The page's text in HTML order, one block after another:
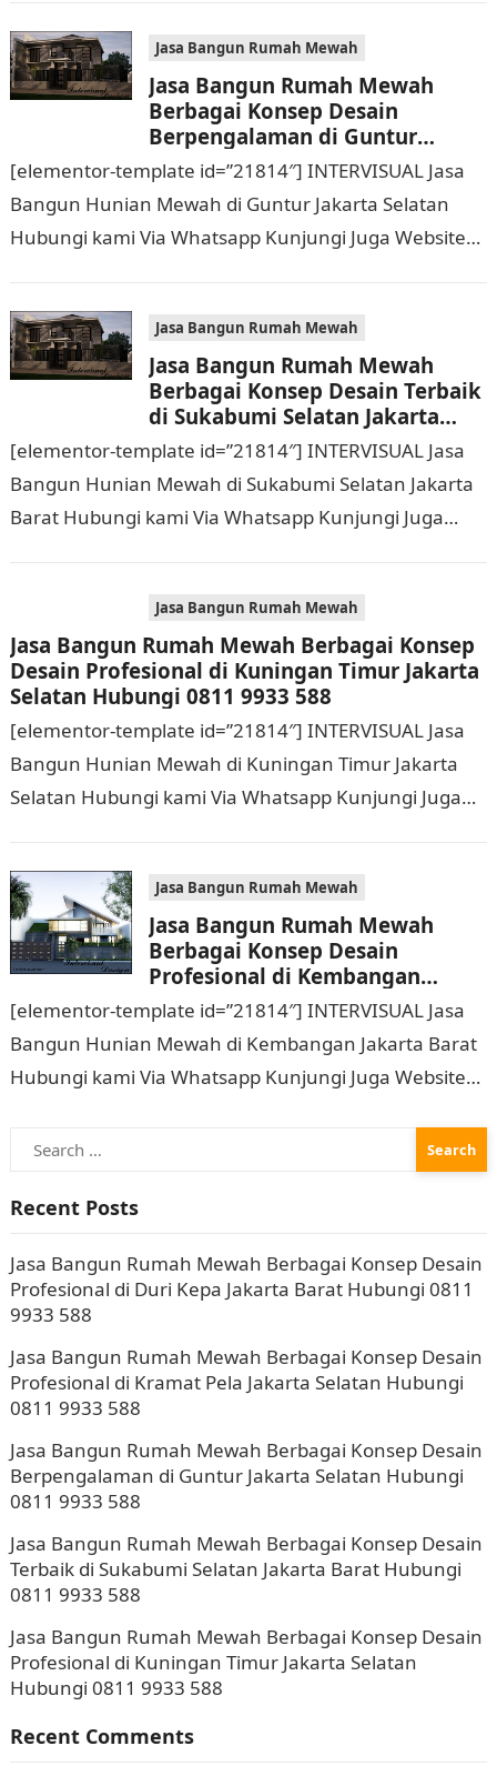
Jasa Bangun Rumah Mewah
Jasa Bangun Rumah Mewah
Berbagai Konsep Desain
Berpengalaman di Guntur
Jakarta Selatan Hubungi 0811
9933 588
[elementor-template id=”21814″] INTERVISUAL Jasa
Bangun Hunian Mewah di Guntur Jakarta Selatan
Hubungi kami Via Whatsapp Kunjungi Juga Website
Jasa Bangun Rumah Mewah
Jasa Bangun Rumah Mewah
Berbagai Konsep Desain Terbaik
di Sukabumi Selatan Jakarta
Barat Hubungi 0811 9933 588
[elementor-template id=”21814″] INTERVISUAL Jasa
Bangun Hunian Mewah di Sukabumi Selatan Jakarta
Barat Hubungi kami Via Whatsapp Kunjungi Juga
Jasa Bangun Rumah Mewah
Jasa Bangun Rumah Mewah Berbagai Konsep
Desain Profesional di Kuningan Timur Jakarta
Selatan Hubungi 0811 9933 588
[elementor-template id=”21814″] INTERVISUAL Jasa
Bangun Hunian Mewah di Kuningan Timur Jakarta
Selatan Hubungi kami Via Whatsapp Kunjungi Juga
Jasa Bangun Rumah Mewah
Jasa Bangun Rumah Mewah
Berbagai Konsep Desain
Profesional di Kembangan
Jakarta Barat Hubungi 0811
9933 588
[elementor-template id=”21814″] INTERVISUAL Jasa
Bangun Hunian Mewah di Kembangan Jakarta Barat
Hubungi kami Via Whatsapp Kunjungi Juga Website
Mewah Berbagai Konsep Desain…
Search
for:
Recent Posts
Jasa Bangun Rumah Mewah Berbagai Konsep Desain
Profesional di Duri Kepa Jakarta Barat Hubungi 0811
9933 588
Jasa Bangun Rumah Mewah Berbagai Konsep Desain
Profesional di Kramat Pela Jakarta Selatan Hubungi
0811 9933 588
Jasa Bangun Rumah Mewah Berbagai Konsep Desain
Berpengalaman di Guntur Jakarta Selatan Hubungi
0811 9933 588
Jasa Bangun Rumah Mewah Berbagai Konsep Desain
Terbaik di Sukabumi Selatan Jakarta Barat Hubungi
0811 9933 588
Jasa Bangun Rumah Mewah Berbagai Konsep Desain
Profesional di Kuningan Timur Jakarta Selatan
Hubungi 0811 9933 588
Recent Comments